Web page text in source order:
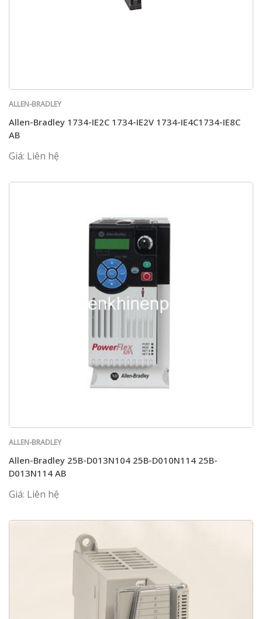
ALLEN-BRADLEY
Allen-Bradley 1734-IE2C 1734-IE2V 1734-IE4C1734-IE8C
AB
Giá: Liên hệ
ALLEN-BRADLEY
Allen-Bradley 25B-D013N104 25B-D010N114 25B-
D013N114 AB
Giá: Liên hệ